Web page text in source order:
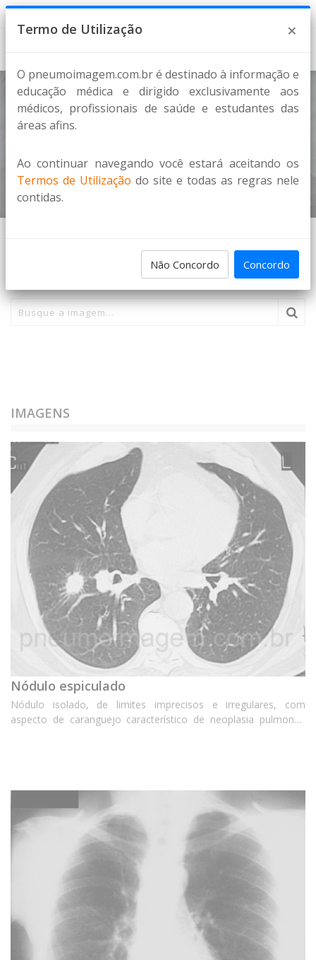
Nódulo isolado
Home Imagens
PESQUISA DE IMAGENS
IMAGENS
Nódulo espiculado
Nódulo isolado, de limites imprecisos e irregulares, com
aspecto de caranguejo característico de neoplasia pulmonar.
×
Termo de Utilização
O pneumoimagem.com.br é destinado à informação e
educação médica e dirigido exclusivamente aos
médicos, profissionais de saúde e estudantes das
áreas afins.
Ao continuar navegando você estará aceitando os
Termos de Utilização do site e todas as regras nele
contidas.
Não Concordo Concordo